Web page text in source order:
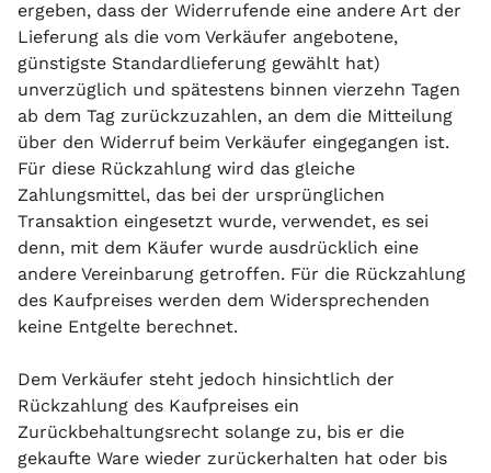
ergeben, dass der Widerrufende eine andere Art der
Lieferung als die vom Verkäufer angebotene,
günstigste Standardlieferung gewählt hat)
unverzüglich und spätestens binnen vierzehn Tagen
ab dem Tag zurückzuzahlen, an dem die Mitteilung
über den Widerruf beim Verkäufer eingegangen ist.
Für diese Rückzahlung wird das gleiche
Zahlungsmittel, das bei der ursprünglichen
Transaktion eingesetzt wurde, verwendet, es sei
denn, mit dem Käufer wurde ausdrücklich eine
andere Vereinbarung getroffen. Für die Rückzahlung
des Kaufpreises werden dem Widersprechenden
keine Entgelte berechnet.
Dem Verkäufer steht jedoch hinsichtlich der
Rückzahlung des Kaufpreises ein
Zurückbehaltungsrecht solange zu, bis er die
gekaufte Ware wieder zurückerhalten hat oder bis